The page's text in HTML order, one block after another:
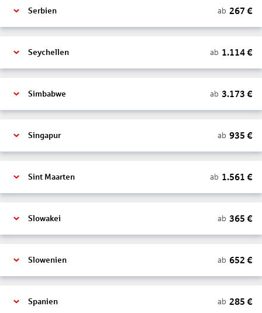
Serbien ab 267 €
Seychellen ab 1.114€
Simbabwe ab 3.173 €
Singapur ab 935 €
Sint Maarten ab 1.561 €
Slowakei ab 365 €
Slowenien ab 652 €
Spanien ab 285 €